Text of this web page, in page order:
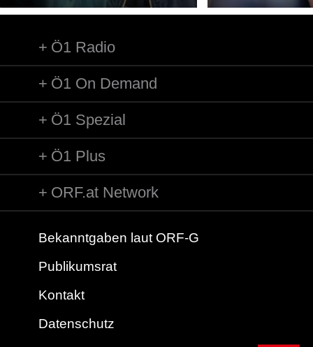
Ö1 Radio
Ö1 On Demand
Ö1 Spezial
Ö1 Plus
ORF.at Network
Bekanntgaben laut ORF-G
Publikumsrat
Kontakt
Datenschutz